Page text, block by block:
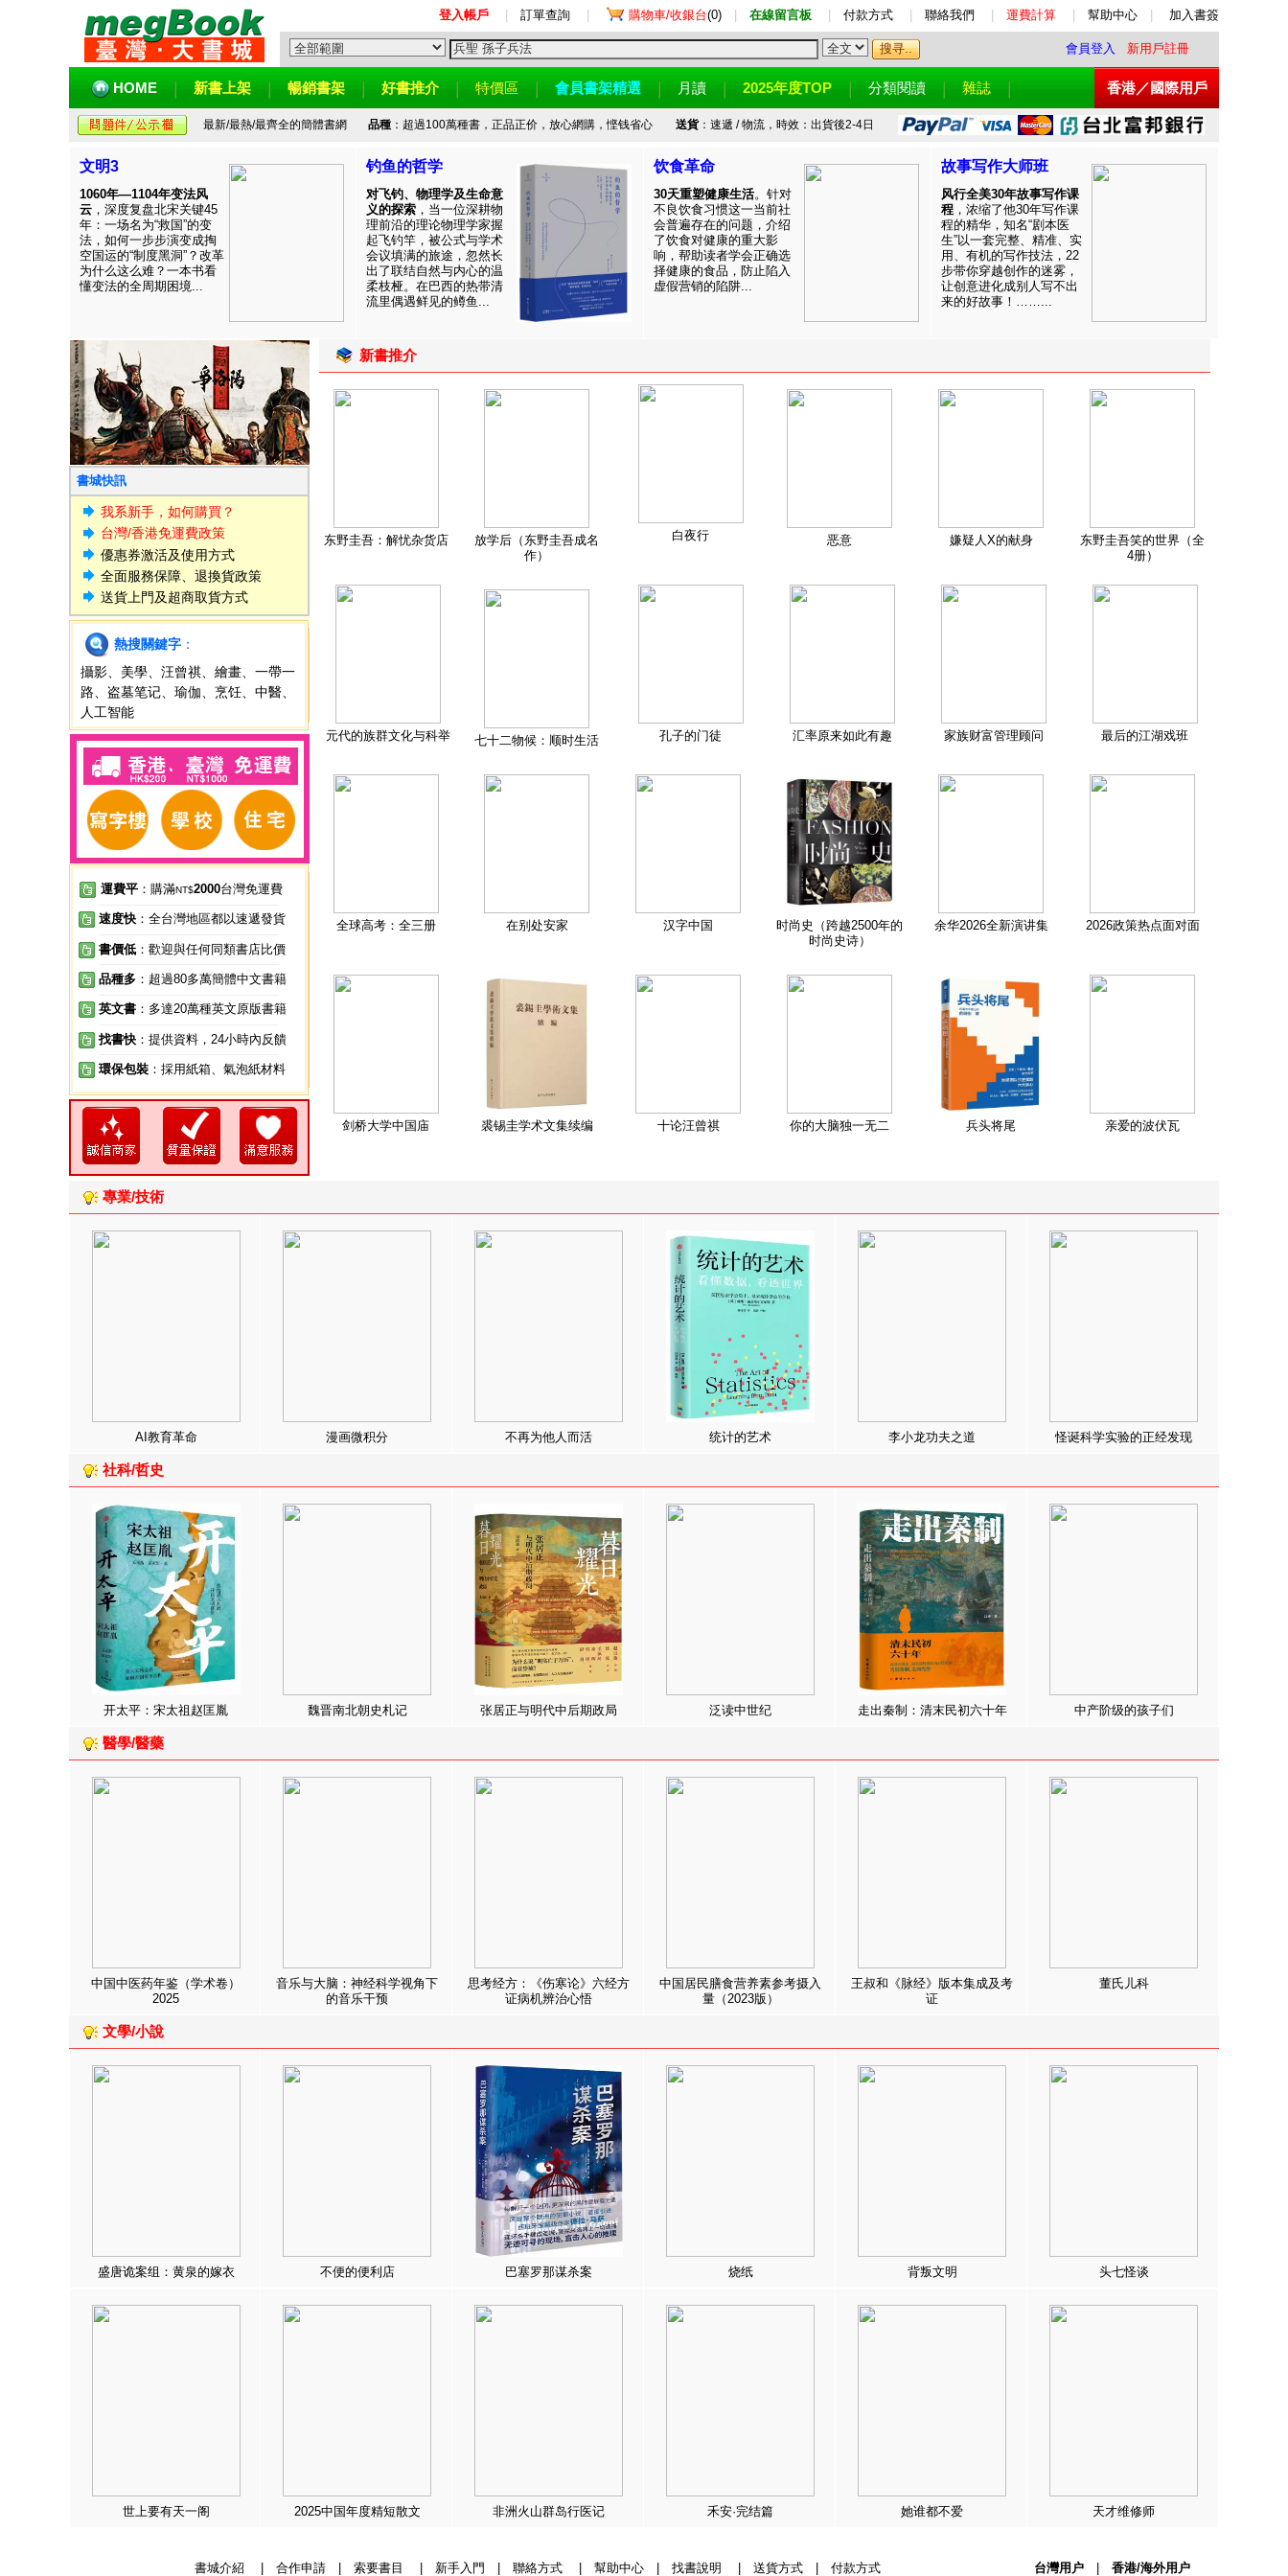
登入帳戶 訂單查詢 購物車/收銀台(0) 在線留言板 付款方式 聯絡我們 運費計算 幫助中心 加入書簽
會員登入 新用戶註冊
HOME 新書上架 暢銷書架 好書推介 特價區 會員書架精選 月讀 2025年度TOP 分類閱讀 雜誌 香港／國際用戶
最新/最熱/最齊全的簡體書網 品種：超過100萬種書，正品正价，放心網購，悭钱省心 送貨：速遞 / 物流，時效：出貨後2-4日
文明3
1060年—1104年变法风
云 ，深度复盘北宋关键45
年：一场名为“救国”的变
法，如何一步步演变成掏
空国运的“制度黑洞”？改革
为什么这么难？一本书看
懂变法的全周期困境...
钓鱼的哲学
对飞钓、物理学及生命意
义的探索 ，当一位深耕物
理前沿的理论物理学家握
起飞钓竿，被公式与学术
会议填满的旅途，忽然长
出了联结自然与内心的温
柔枝桠。在巴西的热带清
流里偶遇鲜见的鳟鱼...
饮食革命
30天重塑健康生活。针对
不良饮食习惯这一当前社
会普遍存在的问题，介绍
了饮食对健康的重大影
响，帮助读者学会正确选
择健康的食品，防止陷入
虚假营销的陷阱...
故事写作大师班
风行全美30年故事写作课
程 ，浓缩了他30年写作课
程的精华，知名“剧本医
生”以一套完整、精准、实
用、有机的写作技法，22
步带你穿越创作的迷雾，
让创意进化成别人写不出
来的好故事！……...
書城快訊
我系新手，如何購買？
台灣/香港免運費政策
優惠券激活及使用方式
全面服務保障、退換貨政策
送貨上門及超商取貨方式
熱搜關鍵字 ：
攝影
美學 汪曾祺 繪畫
一帶一
路
盗墓笔记 瑜伽 烹饪 中醫
人工智能
運費平 ：購滿NT$2000台灣免運費
速度快 ：全台灣地區都以速遞發貨
書價低 ：歡迎與任何同類書店比價
品種多 ：超過80多萬簡體中文書籍
英文書 ：多達20萬種英文原版書籍
找書快 ：提供資料，24小時內反饋
環保包裝 ：採用紙箱、氣泡紙材料
新書推介
东野圭吾：解忧杂货店
放学后（东野圭吾成名
作）
白夜行 恶意 嫌疑人X的献身
东野圭吾笑的世界（全
4册）
元代的族群文化与科举 七十二物候：顺时生活 孔子的门徒 汇率原来如此有趣 家族财富管理顾问 最后的江湖戏班
全球高考：全三册 在别处安家 汉字中国
时尚史（跨越2500年的
时尚史诗）
余华2026全新演讲集 2026政策热点面对面
剑桥大学中国庙 裘锡圭学术文集续编 十论汪曾祺 你的大脑独一无二 兵头将尾 亲爱的波伏瓦
專業/技術
AI教育革命 漫画微积分 不再为他人而活 统计的艺术 李小龙功夫之道 怪诞科学实验的正经发现
社科/哲史
开太平：宋太祖赵匡胤 魏晋南北朝史札记 张居正与明代中后期政局 泛读中世纪 走出秦制：清末民初六十年 中产阶级的孩子们
醫學/醫藥
中国中医药年鉴（学术卷）
2025
音乐与大脑：神经科学视角下
的音乐干预
思考经方：《伤寒论》六经方
证病机辨治心悟
中国居民膳食营养素参考摄入
量（2023版）
王叔和《脉经》版本集成及考
证
董氏儿科
文學/小說
盛唐诡案组：黄泉的嫁衣 不便的便利店 巴塞罗那谋杀案 烧纸 背叛文明 头七怪谈
世上要有天一阁 2025中国年度精短散文 非洲火山群岛行医记 禾安·完结篇 她谁都不爱 天才维修师
書城介紹 合作申請| 索要書目 新手入門 聯絡方式| 幫助中心| 找書說明 送貨方式| 付款方式 台灣用户 香港/海外用户